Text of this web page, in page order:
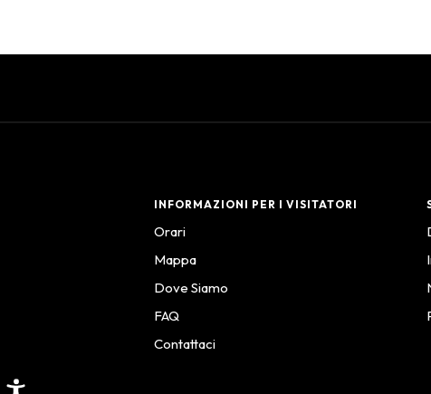
INFORMAZIONI PER I VISITATORI
Orari
Mappa
Dove Siamo
FAQ
Contattaci